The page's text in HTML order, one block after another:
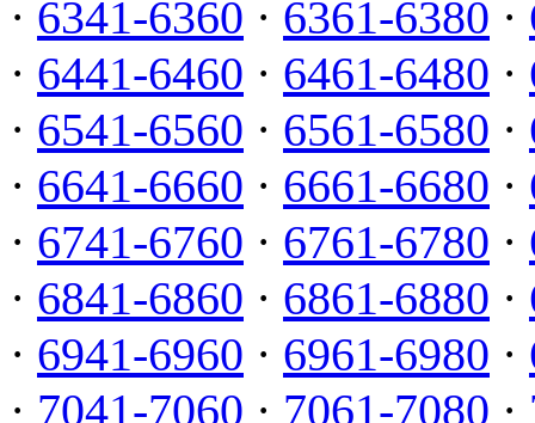
· 6341-6360 · 6361-6380 ·
· 6441-6460 · 6461-6480 ·
· 6541-6560 · 6561-6580 ·
· 6641-6660 · 6661-6680 ·
· 6741-6760 · 6761-6780 ·
· 6841-6860 · 6861-6880 ·
· 6941-6960 · 6961-6980 ·
· 7041-7060 · 7061-7080 ·